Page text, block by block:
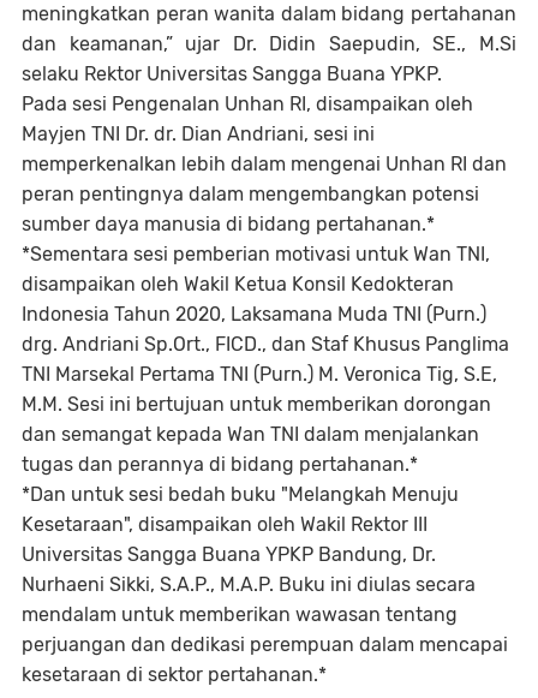
meningkatkan peran wanita dalam bidang pertahanan
dan keamanan,” ujar Dr. Didin Saepudin, SE., M.Si
selaku Rektor Universitas Sangga Buana YPKP.
Pada sesi Pengenalan Unhan RI, disampaikan oleh
Mayjen TNI Dr. dr. Dian Andriani, sesi ini
memperkenalkan lebih dalam mengenai Unhan RI dan
peran pentingnya dalam mengembangkan potensi
sumber daya manusia di bidang pertahanan.*
*Sementara sesi pemberian motivasi untuk Wan TNI,
disampaikan oleh Wakil Ketua Konsil Kedokteran
Indonesia Tahun 2020, Laksamana Muda TNI (Purn.)
drg. Andriani Sp.Ort., FICD., dan Staf Khusus Panglima
TNI Marsekal Pertama TNI (Purn.) M. Veronica Tig, S.E,
M.M. Sesi ini bertujuan untuk memberikan dorongan
dan semangat kepada Wan TNI dalam menjalankan
tugas dan perannya di bidang pertahanan.*
*Dan untuk sesi bedah buku "Melangkah Menuju
Kesetaraan", disampaikan oleh Wakil Rektor III
Universitas Sangga Buana YPKP Bandung, Dr.
Nurhaeni Sikki, S.A.P., M.A.P. Buku ini diulas secara
mendalam untuk memberikan wawasan tentang
perjuangan dan dedikasi perempuan dalam mencapai
kesetaraan di sektor pertahanan.*